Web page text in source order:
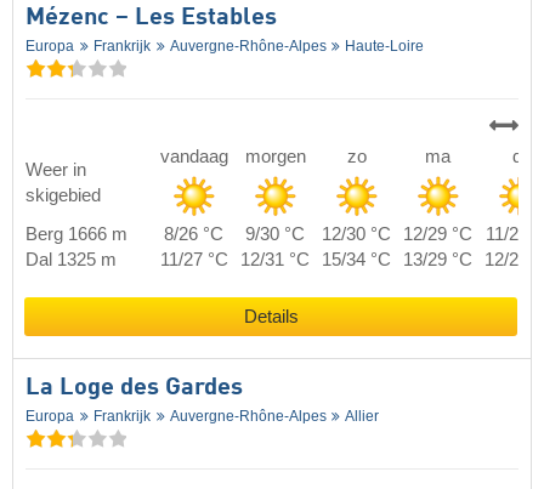
Mézenc – Les Estables
Europa Frankrijk Auvergne-Rhône-Alpes Haute-Loire
Weer in
skigebied
vandaag morgen zo ma di
Berg 1666 m 8/26 °C 9/30 °C 12/30 °C 12/29 °C
11/28
Dal 1325 m
11/27 °C 12/31 °C 15/34 °C 13/29 °C 12/29
Details
La Loge des Gardes
Europa Frankrijk Auvergne-Rhône-Alpes Allier